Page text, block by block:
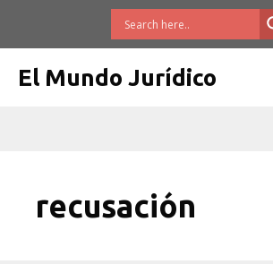
El Mundo Jurídico
recusación